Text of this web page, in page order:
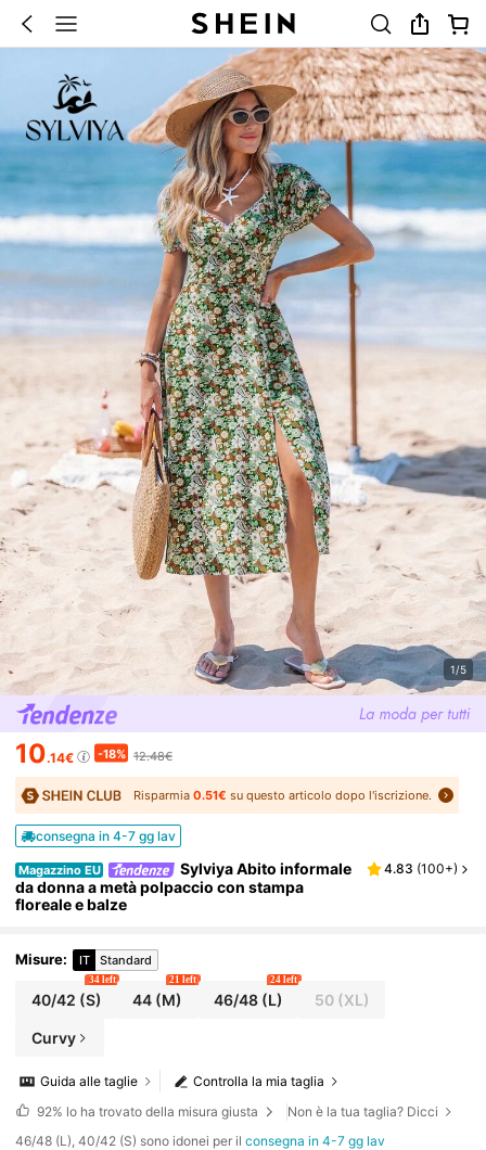
1/5
10.14€ -18% 12.48€
Risparmia0.51€ su questo articolo dopo l'iscrizione.
consegna in 4-7 gg lav
Magazzino EU
Sylviya Abito informale
da donna a metà polpaccio con stampa
floreale e balze
4.83 (100+)
Misure: IT Standard
40/42 (S)
34 left
44 (M)
21 left
46/48(L)
24 left
50(XL)
Curvy
Controlla la mia taglia
Guida alle taglie
92% lo ha trovato della misura giusta
Non è la tua taglia? Dicci
46/48 (L), 40/42 (S) sono idonei per ilconsegna in 4-7 gg lav